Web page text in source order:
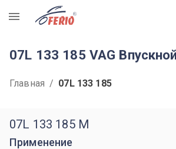
R
07L 133 185 VAG
Главная / 07L 133 185
07L 133 185 M
Применение